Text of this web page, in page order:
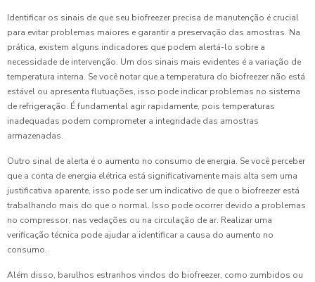
Identificar os sinais de que seu biofreezer precisa de manutenção é crucial
para evitar problemas maiores e garantir a preservação das amostras. Na
prática, existem alguns indicadores que podem alertá-lo sobre a
necessidade de intervenção. Um dos sinais mais evidentes é a variação de
temperatura interna. Se você notar que a temperatura do biofreezer não está
estável ou apresenta flutuações, isso pode indicar problemas no sistema
de refrigeração. É fundamental agir rapidamente, pois temperaturas
inadequadas podem comprometer a integridade das amostras
armazenadas.
Outro sinal de alerta é o aumento no consumo de energia. Se você perceber
que a conta de energia elétrica está significativamente mais alta sem uma
justificativa aparente, isso pode ser um indicativo de que o biofreezer está
trabalhando mais do que o normal. Isso pode ocorrer devido a problemas
no compressor, nas vedações ou na circulação de ar. Realizar uma
verificação técnica pode ajudar a identificar a causa do aumento no
consumo.
Além disso, barulhos estranhos vindos do biofreezer, como zumbidos ou